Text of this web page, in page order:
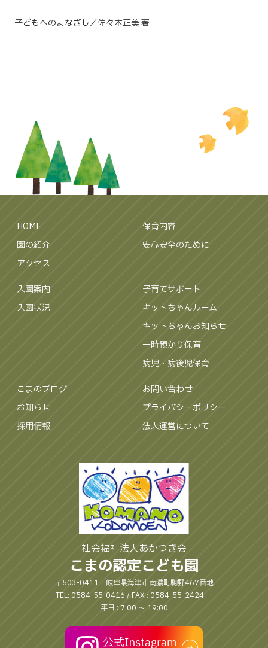
子どもへのまなざし／佐々木正美 著
HOME
園の紹介
アクセス
保育内容
安心安全のために
入園案内
入園状況
子育てサポート
キットちゃんルーム
キットちゃんお知らせ
一時預かり保育
病児・病後児保育
こまのブログ
お知らせ
採用情報
お問い合わせ
プライバシーポリシー
法人運営について
社会福祉法人あかつき会
こまの認定こども園
〒503-0411 岐阜県海津市南濃町駒野467番地
TEL: 0584-55-0416 / FAX : 0584-55-2424
平日 : 7:00 〜 19:00